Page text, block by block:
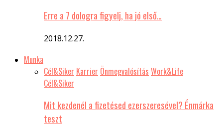
Erre a 7 dologra figyelj, ha jó első…
2018.12.27.
Munka
Cél&Siker Karrier Önmegvalósítás Work&Life
Cél&Siker
Mit kezdenél a fizetésed ezerszeresével? Énmárka
teszt